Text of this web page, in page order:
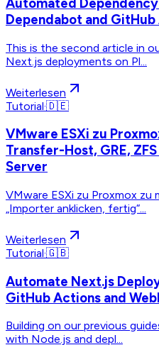
Dependabot and
This is the second article in
Next.js deployments on Pl...
Weiterlesen
Tutorial·🇩🇪
VMware ESXi zu
Transfer-Host, GRE,
Server
VMware ESXi zu Proxmox zu
„Importer anklicken, fertig“...
Weiterlesen
Tutorial·🇬🇧
Automate Next.js
GitHub Actions and
Building on our previous
with Node.js and depl...